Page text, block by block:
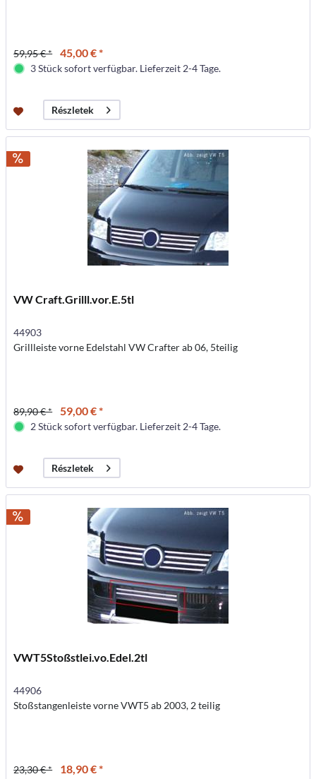
59,95 € * 45,00 € *
3 Stück sofort verfügbar. Lieferzeit 2-4 Tage.
Részletek
VW Craft.Grilll.vor.E.5tl
44903
Grillleiste vorne Edelstahl VW Crafter ab 06, 5teilig
89,90 € * 59,00 € *
2 Stück sofort verfügbar. Lieferzeit 2-4 Tage.
Részletek
VWT5Stoßstlei.vo.Edel.2tl
44906
Stoßstangenleiste vorne VWT5 ab 2003, 2 teilig
23,30 € * 18,90 € *